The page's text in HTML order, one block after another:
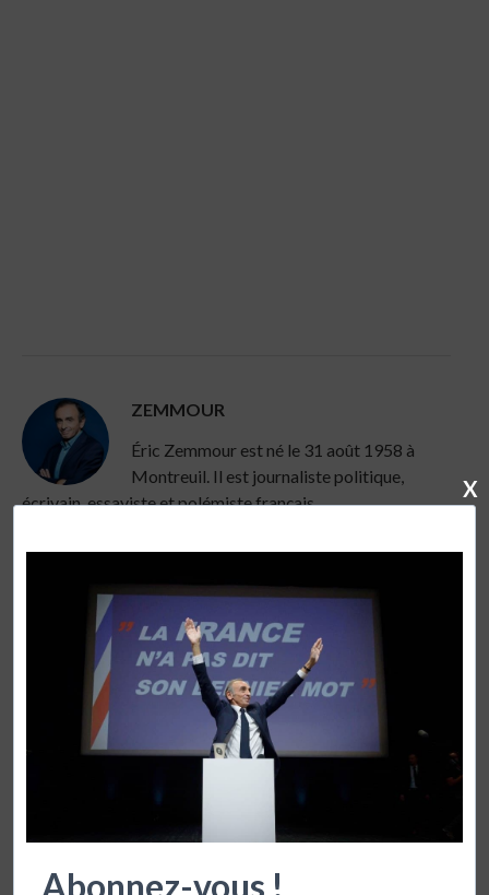
ZEMMOUR
Éric Zemmour est né le 31 août 1958 à
Montreuil. Il est journaliste politique,
écrivain, essayiste et polémiste français
publication précédente
LA CHRONIQUE DU 25 NOVEMBRE 2010
publication suivante
LA CHRONIQUE DU 29 NOVEMBRE 2010
VOUS POURRIEZ AUSSI APPRECIER
Abonnez-vous !
X